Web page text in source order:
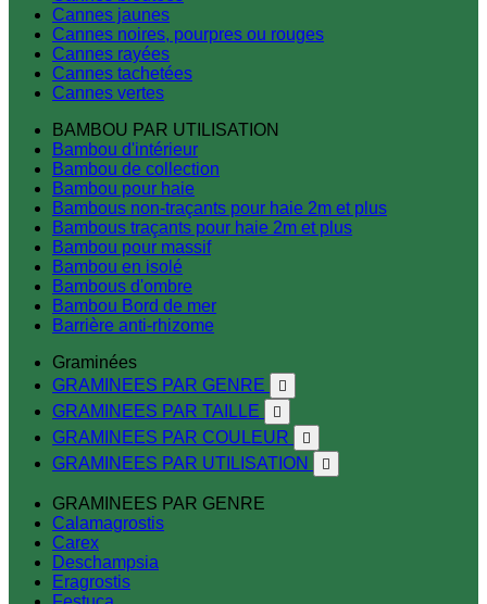
Cannes jaunes
Cannes noires, pourpres ou rouges
Cannes rayées
Cannes tachetées
Cannes vertes
BAMBOU PAR UTILISATION
Bambou d'intérieur
Bambou de collection
Bambou pour haie
Bambous non-traçants pour haie 2m et plus
Bambous traçants pour haie 2m et plus
Bambou pour massif
Bambou en isolé
Bambous d'ombre
Bambou Bord de mer
Barrière anti-rhizome
Graminées
GRAMINEES PAR GENRE

GRAMINEES PAR TAILLE 
GRAMINEES PAR COULEUR 
GRAMINEES PAR UTILISATION 
GRAMINEES PAR GENRE
Calamagrostis
Carex
Deschampsia
Eragrostis